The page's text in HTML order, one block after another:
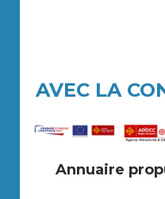
AVEC LA
Annuaire